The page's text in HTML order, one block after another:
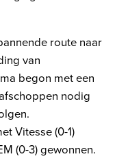
route naar
van
begon met een
nodig
Vitesse (0-1)
(0-3) gewonnen.